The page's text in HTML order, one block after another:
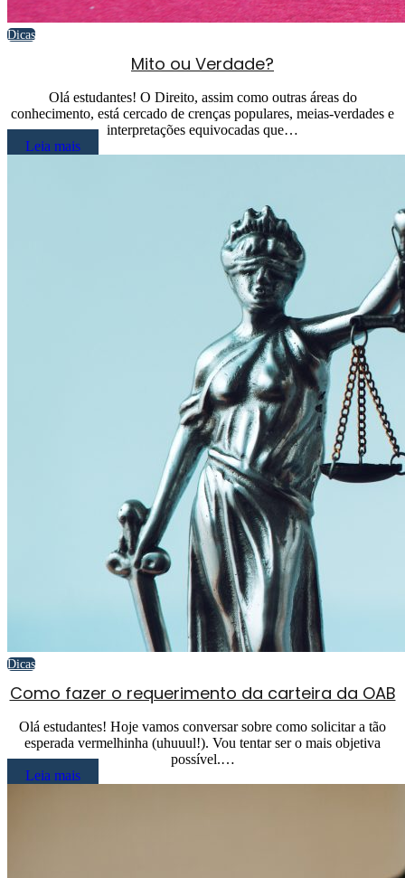
Dicas
Mito ou Verdade?
Olá estudantes! O Direito, assim como outras áreas do
conhecimento, está cercado de crenças populares, meias-verdades e
interpretações equivocadas que…
Leia mais
Dicas
Como fazer o requerimento da carteira da OAB
Olá estudantes! Hoje vamos conversar sobre como solicitar a tão
esperada vermelhinha (uhuuul!). Vou tentar ser o mais objetiva
possível.…
Leia mais